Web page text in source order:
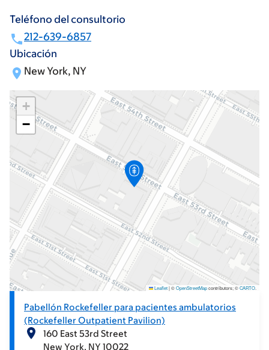
Teléfono del consultorio
212-639-6857
Ubicación
New York, NY
Pabellón Rockefeller para pacientes ambulatorios
(Rockefeller Outpatient Pavilion)
160 East 53rd Street
New York NY 10022
+
−
Leaflet|©OpenStreetMapcontributors; ©CARTO.